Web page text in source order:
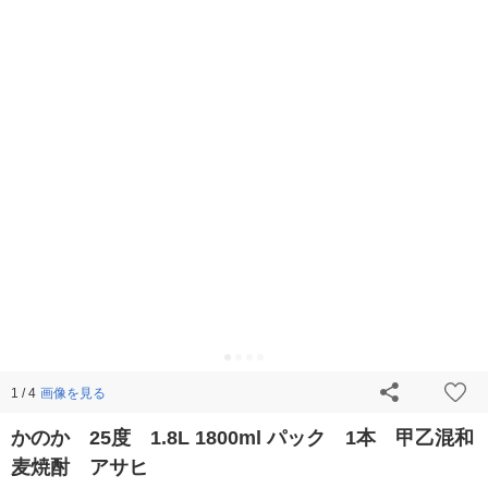
1 / 4 画像を見る
かのか 25度 1.8L 1800ml パック 1本 甲乙混和
麦焼酎 アサヒ